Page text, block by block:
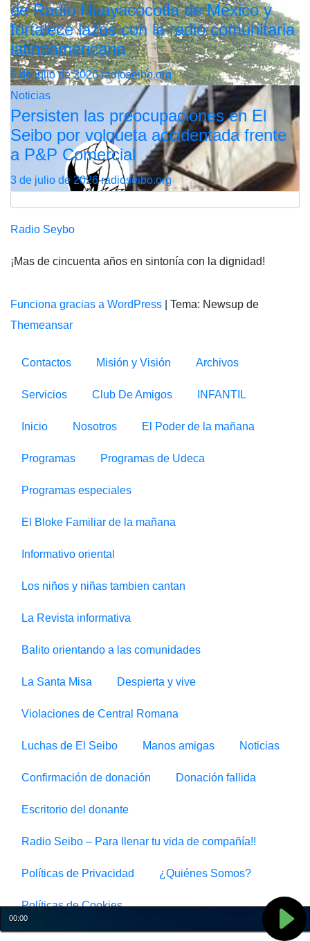
de Radio Huayacocotla de México y
fortalece lazos con la radio comunitaria
latinoamericana
6 de julio de 2026radioseibo.org
Noticias
Persisten las preocupaciones en El
Seibo por volqueta accidentada frente
a P&P Comercial
3 de julio de 2026radioseibo.org
Radio Seybo
¡Mas de cincuenta años en sintonía con la dignidad!
Funciona gracias a WordPress
Tema: Newsup de
Themeansar
Contactos Misión y Visión Archivos
Servicios Club De Amigos INFANTIL
Inicio Nosotros El Poder de la mañana
Programas Programas de Udeca
Programas especiales
El Bloke Familiar de la mañana
Informativo oriental
Los niños y niñas tambien cantan
La Revista informativa
Balito orientando a las comunidades
La Santa Misa Despierta y vive
Violaciones de Central Romana
Luchas de El Seibo Manos amigas Noticias
Confirmación de donación Donación fallida
Escritorio del donante
Radio Seibo – Para llenar tu vida de compañía!!
Políticas de Privacidad ¿Quiénes Somos?
Políticas de Cookies